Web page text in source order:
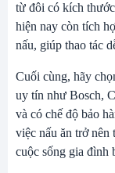
từ đôi có kích
hiện nay còn tích
nấu, giúp thao tác
Cuối cùng, hãy
uy tín như Bosch,
và có chế độ bảo
việc nấu ăn trở nên
cuộc sống gia đình